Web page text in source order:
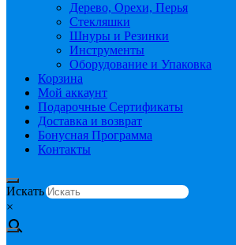
Дерево, Орехи, Перья
Стекляшки
Шнуры и Резинки
Инструменты
Оборудование и Упаковка
Корзина
Мой аккаунт
Подарочные Сертификаты
Доставка и возврат
Бонусная Программа
Контакты
Искать
×